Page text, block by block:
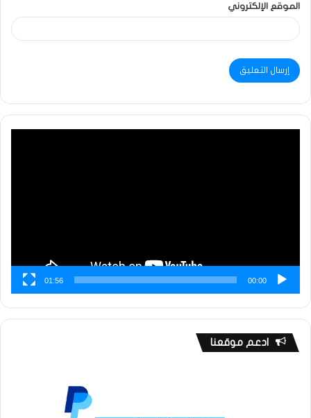
الموقع الإلكتروني
00:00
01:56
ادعم موقعنا